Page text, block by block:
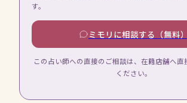
す。
ミモリに相談する（無料）
この占い師への直接のご相談は、在籍店舗へ直
ください。